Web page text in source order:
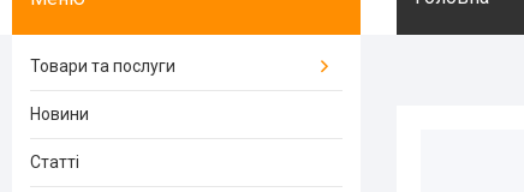
Товари та послуги
Новини
Статті